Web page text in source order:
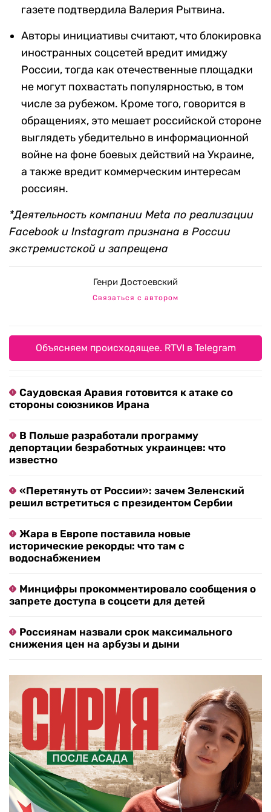
газете подтвердила Валерия Рытвина.
Авторы инициативы считают, что блокировка
иностранных соцсетей вредит имиджу
России, тогда как отечественные площадки
не могут похвастать популярностью, в том
числе за рубежом. Кроме того, говорится в
обращениях, это мешает российской стороне
выглядеть убедительно в информационной
войне на фоне боевых действий на Украине,
а также вредит коммерческим интересам
россиян.
*Деятельность компании Meta по реализации
Facebook и Instagram признана в России
экстремистской и запрещена
Генри Достоевский
Связаться с автором
Объясняем происходящее. RTVI в Telegram
Саудовская Аравия готовится к атаке со
стороны союзников Ирана
В Польше разработали программу
депортации безработных украинцев: что
известно
«Перетянуть от России»: зачем Зеленский
решил встретиться с президентом Сербии
Жара в Европе поставила новые
исторические рекорды: что там с
водоснабжением
Минцифры прокомментировало сообщения о
запрете доступа в соцсети для детей
Россиянам назвали срок максимального
снижения цен на арбузы и дыни